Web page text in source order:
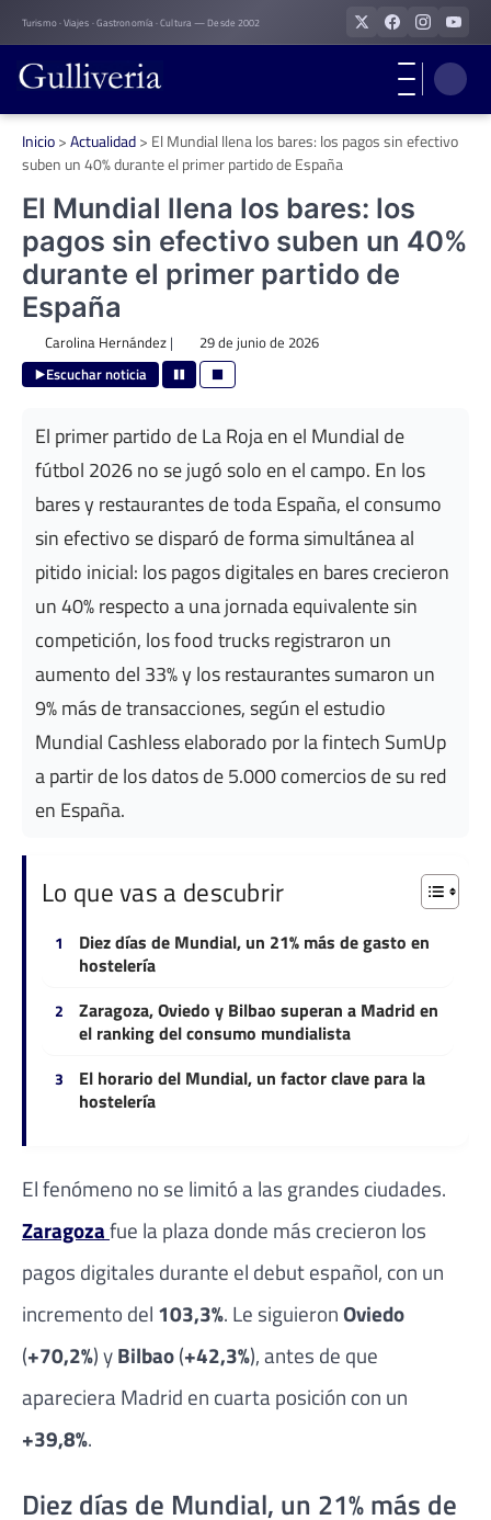
Skip
to
content
Turismo · Viajes · Gastronomía · Cultura — Desde 2002
Inicio>Actualidad> El Mundial llena los bares: los pagos sin efectivo
suben un 40% durante el primer partido de España
El Mundial llena los bares: los
pagos sin efectivo suben un 40%
durante el primer partido de
España
Carolina Hernández| 29 de junio de 2026
Escuchar noticia
El primer partido de La Roja en el Mundial de
fútbol 2026 no se jugó solo en el campo. En los
bares y restaurantes de toda España, el consumo
sin efectivo se disparó de forma simultánea al
pitido inicial: los pagos digitales en bares crecieron
un 40% respecto a una jornada equivalente sin
competición, los food trucks registraron un
aumento del 33% y los restaurantes sumaron un
9% más de transacciones, según el estudio
Mundial Cashless elaborado por la fintech SumUp
a partir de los datos de 5.000 comercios de su red
en España.
Lo que vas a descubrir
Diez días de Mundial, un 21% más de gasto en
hostelería
Zaragoza, Oviedo y Bilbao superan a Madrid en
el ranking del consumo mundialista
El horario del Mundial, un factor clave para la
hostelería
El fenómeno no se limitó a las grandes ciudades.
Zaragozafue la plaza donde más crecieron los
pagos digitales durante el debut español, con un
incremento del 103,3%. Le siguieronOviedo
(+70,2%) yBilbao(+42,3%), antes de que
apareciera Madrid en cuarta posición con un
+39,8%.
Diez días de Mundial, un 21% más de